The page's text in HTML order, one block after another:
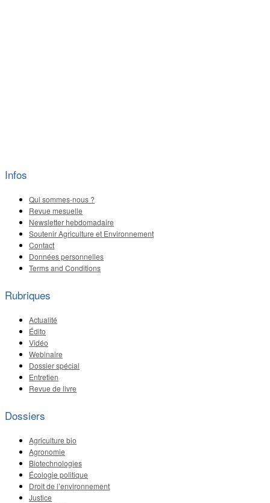
Infos
Qui sommes-nous ?
Revue mesuelle
Newsletter hebdomadaire
Soutenir Agriculture et Environnement
Contact
Données personnelles
Terms and Conditions
Rubriques
Actualité
Édito
Vidéo
Webinaire
Dossier spécial
Entretien
Revue de livre
Dossiers
Agriculture bio
Agronomie
Biotechnologies
Écologie politique
Droit de l’environnement
Justice